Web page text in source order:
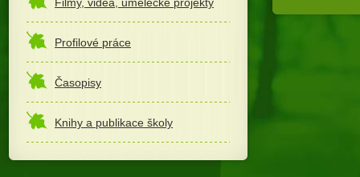
Profilové práce
Časopisy
Knihy a publikace školy